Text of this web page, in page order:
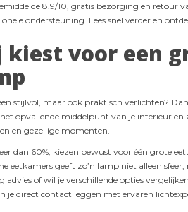
8.9/10, gratis bezorging en retour
ondersteuning. Lees snel verder en
voor een
stijlvol, maar ook praktisch verlichten?
opvallende middelpunt van je interieur
en gezellige momenten.
dan 60%, kiezen bewust voor één grote
eetkamers geeft zo’n lamp niet alleen
advies of wil je verschillende opties
je direct contact leggen met ervaren